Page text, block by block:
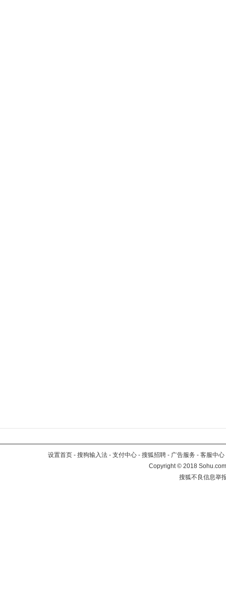
设置首页 - 搜狗输入法 - 支付中心 - 搜狐招聘 - 广告服务 - 客服中心
Copyright©2018
搜狐不良信息举